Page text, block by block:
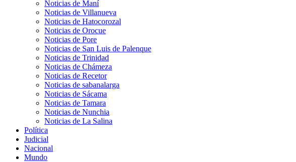
Noticias de Maní
Noticias de Villanueva
Noticias de Hatocorozal
Noticias de Orocue
Noticias de Pore
Noticias de San Luis de Palenque
Noticias de Trinidad
Noticias de Chámeza
Noticias de Recetor
Noticias de sabanalarga
Noticias de Sácama
Noticias de Tamara
Noticias de Nunchia
Noticias de La Salina
Política
Judicial
Nacional
Mundo